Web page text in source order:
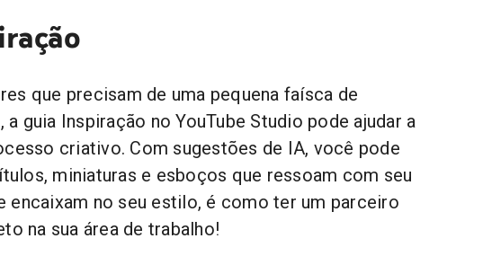
que precisam de uma pequena faísca de
a guia Inspiração no YouTube Studio pode ajudar a
criativo. Com sugestões de IA, você pode
miniaturas e esboços que ressoam com seu
encaixam no seu estilo, é como ter um parceiro
na sua área de trabalho!